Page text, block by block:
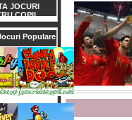
JOCURI
COPII
Populare